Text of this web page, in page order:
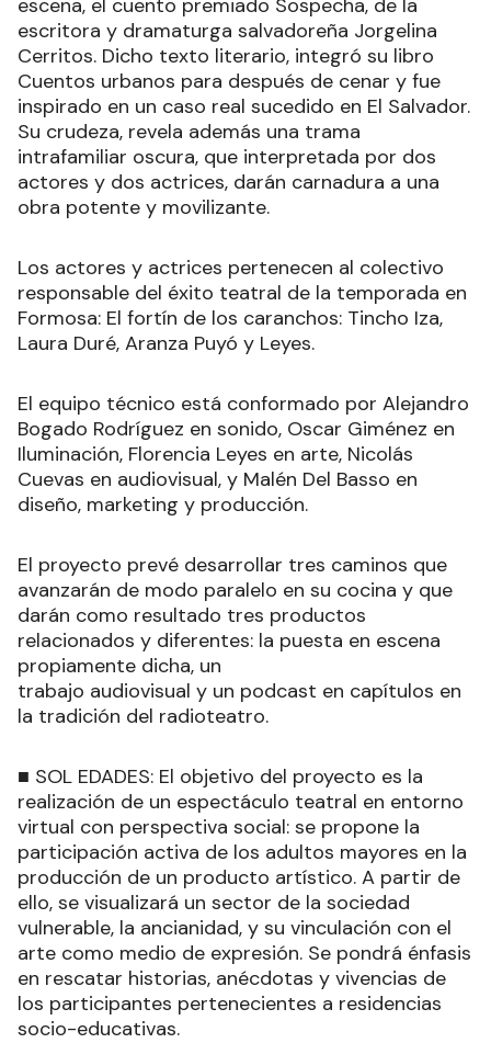
escritora y dramaturga salvadoreña Jorgelina
Cerritos. Dicho texto literario, integró su libro
Cuentos urbanos para después de cenar y fue
inspirado en un caso real sucedido en El Salvador.
Su crudeza, revela además una trama
intrafamiliar oscura, que interpretada por dos
actores y dos actrices, darán carnadura a una
obra potente y movilizante.
Los actores y actrices pertenecen al colectivo
responsable del éxito teatral de la temporada en
Formosa: El fortín de los caranchos: Tincho Iza,
Laura Duré, Aranza Puyó y Leyes.
El equipo técnico está conformado por Alejandro
Bogado Rodríguez en sonido, Oscar Giménez en
Iluminación, Florencia Leyes en arte, Nicolás
Cuevas en audiovisual, y Malén Del Basso en
diseño, marketing y producción.
El proyecto prevé desarrollar tres caminos que
avanzarán de modo paralelo en su cocina y que
darán como resultado tres productos
relacionados y diferentes: la puesta en escena
propiamente dicha, un
trabajo audiovisual y un podcast en capítulos en
la tradición del radioteatro.
■ SOL EDADES: El objetivo del proyecto es la
realización de un espectáculo teatral en entorno
virtual con perspectiva social: se propone la
participación activa de los adultos mayores en la
producción de un producto artístico. A partir de
ello, se visualizará un sector de la sociedad
vulnerable, la ancianidad, y su vinculación con el
arte como medio de expresión. Se pondrá énfasis
en rescatar historias, anécdotas y vivencias de
los participantes pertenecientes a residencias
socio-educativas.